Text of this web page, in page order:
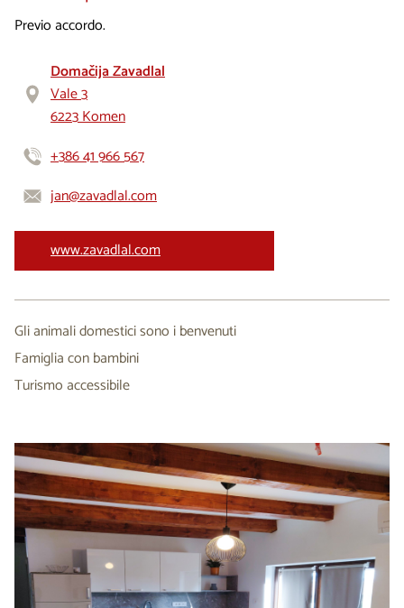
Previo accordo.
Domačija Zavadlal
Vale 3
6223 Komen
+386 41 966 567
jan@zavadlal.com
www.zavadlal.com
Gli animali domestici sono i benvenuti
Famiglia con bambini
Turismo accessibile